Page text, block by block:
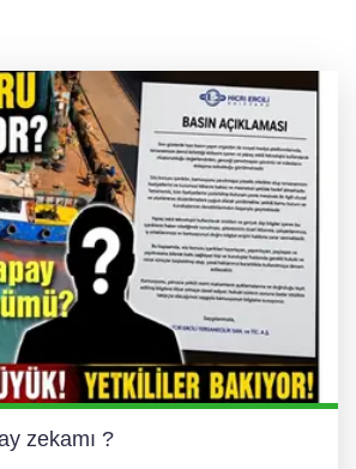
zekamı ?